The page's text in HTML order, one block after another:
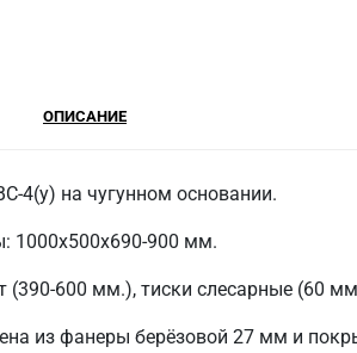
ОПИСАНИЕ
4(у) на чугунном основании.
1000х500х690-900 мм.
(390-600 мм.), тиски слесарные (60
из фанеры берёзовой 27 мм и